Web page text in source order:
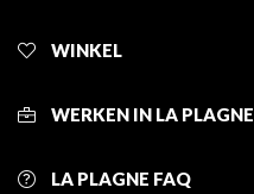
WINKEL
WERKEN IN LA PLAGNE
LA PLAGNE FAQ